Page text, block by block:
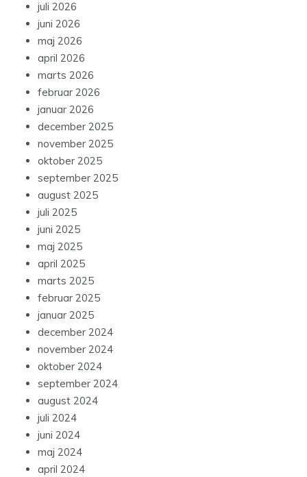
juli 2026
juni 2026
maj 2026
april 2026
marts 2026
februar 2026
januar 2026
december 2025
november 2025
oktober 2025
september 2025
august 2025
juli 2025
juni 2025
maj 2025
april 2025
marts 2025
februar 2025
januar 2025
december 2024
november 2024
oktober 2024
september 2024
august 2024
juli 2024
juni 2024
maj 2024
april 2024